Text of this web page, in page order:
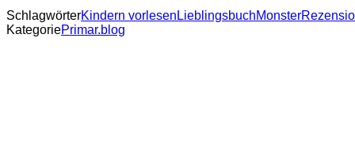
SchlagwörterKindern vorlesen LieblingsbuchMonster
KategoriePrimar.blog